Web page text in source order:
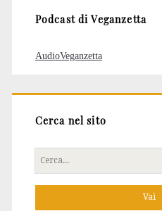
Podcast di Veganzetta
AudioVeganzetta
Cerca nel sito
Cerca
per: